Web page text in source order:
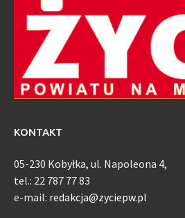
KONTAKT
05-230 Kobyłka, ul. Napoleona 4,
tel.: 22 787 77 83
e-mail: redakcja@zyciepw.pl